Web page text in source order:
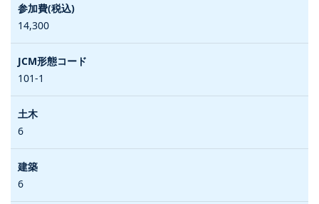
14,300
101-1
6
6